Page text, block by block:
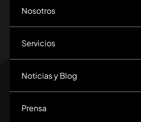
Nosotros
Servicios
Noticias y Blog
Prensa